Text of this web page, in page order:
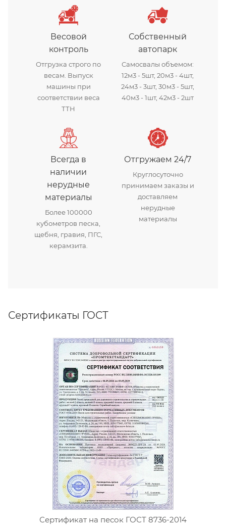
Весовой
контроль
Отгрузка строго по
весам. Выпуск
машины при
соответствии веса
ТТН
Собственный
автопарк
Самосвалы объемом:
12м3 - 5шт, 20м3 - 4шт,
24м3 - 3шт, 30м3 - 5шт,
40м3 - 1шт, 42м3 - 2шт
Всегда в
наличии
нерудные
материалы
Более 100000
кубометров песка,
щебня, гравия, ПГС,
керамзита.
Отгружаем 24/7
Круглосуточно
принимаем заказы и
доставляем
нерудные
материалы
Сертификаты ГОСТ
Сертификат на песок ГОСТ 8736-2014